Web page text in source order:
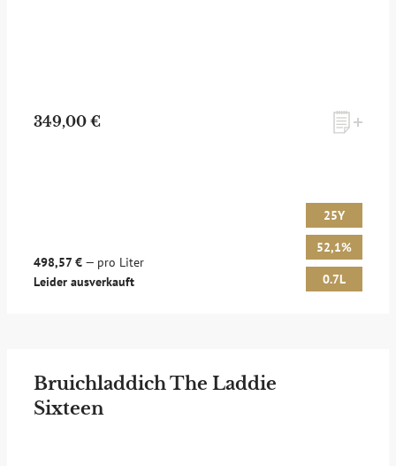
349,00 €
498,57 € — pro Liter
Leider ausverkauft
25Y
52,1%
0.7L
Bruichladdich The Laddie
Sixteen